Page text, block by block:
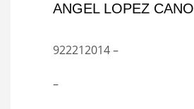
ANGEL LOPEZ CANO
922212014 –
–